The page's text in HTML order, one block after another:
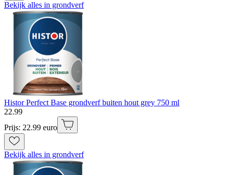
Bekijk alles in grondverf
Histor Perfect Base grondverf buiten hout grey 750 ml
22.99
Prijs: 22.99 euro
Bekijk alles in grondverf